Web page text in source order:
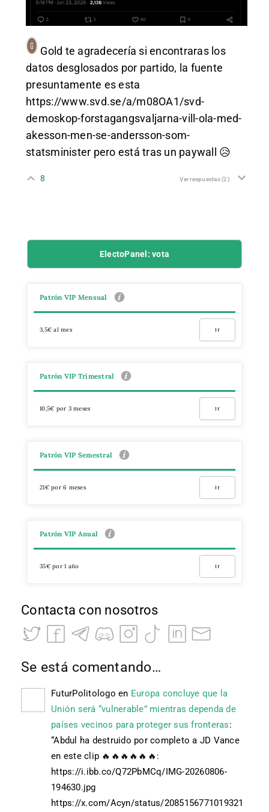
Gold te agradecería si encontraras los
datos desglosados por partido, la fuente
presuntamente es esta
https://www.svd.se/a/m08OA1/svd-
demoskop-forstagangsvaljarna-vill-ola-med-
akesson-men-se-andersson-som-
statsminister pero está tras un paywall 😥
8 Ver respuestas(2)
ElectoPanel: vota
Patrón VIP Mensual
3,5€ al mes Ir
Patrón VIP Trimestral
10,5€ por 3 meses Ir
Patrón VIP Semestral
21€ por 6 meses Ir
Patrón VIP Anual
35€ por 1 año Ir
Contacta con nosotros
Se está comentando…
FuturPolitologo en Europa concluye que la
Unión será “vulnerable” mientras dependa de
países vecinos para proteger sus fronteras:
“Abdul ha destruido por completo a JD Vance
en este clip 🔥🔥🔥🔥🔥🔥:
https://i.ibb.co/Q72PbMCq/IMG-20260806-
194630.jpg
https://x.com/Acyn/status/2085156771019321